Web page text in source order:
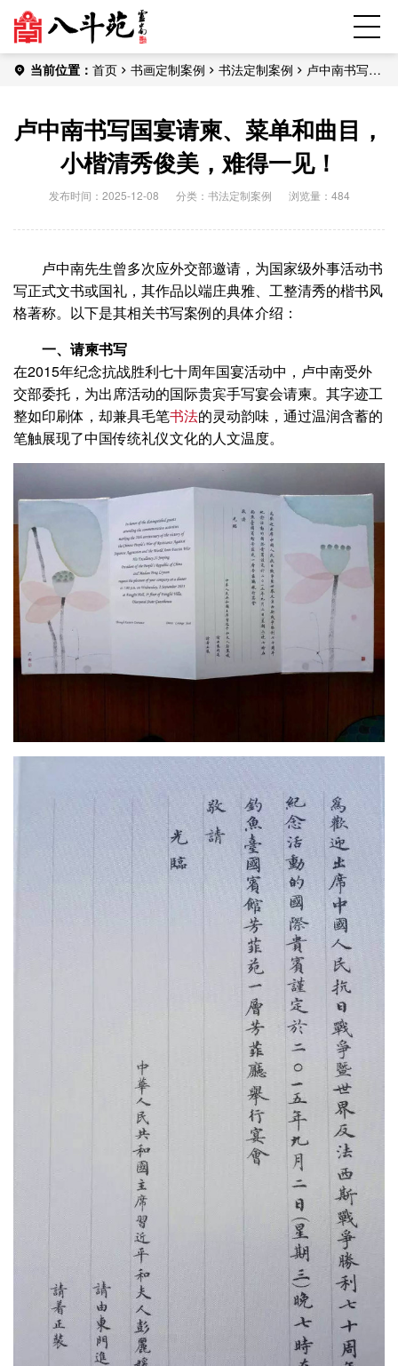
当前位置： 首页 书画定制案例 书法定制案例
卢中南书写国
卢中南书写国宴请柬、菜单和曲目，
小楷清秀俊美，难得一见！
发布时间：2025-12-08 分类： 书法定制案例 浏览量：484
卢中南先生曾多次应外交部邀请，为国家级外事活动书
写正式文书或国礼，其作品以端庄典雅、工整清秀的楷书风
格著称。以下是其相关书写案例的具体介绍：
一、请柬书写
在2015年纪念抗战胜利七十周年国宴活动中，卢中南受外
交部委托，为出席活动的国际贵宾手写宴会请柬‌。其字迹工
整如印刷体，却兼具毛笔书法的灵动韵味，通过温润含蓄的
笔触展现了中国传统礼仪文化的人文温度‌。